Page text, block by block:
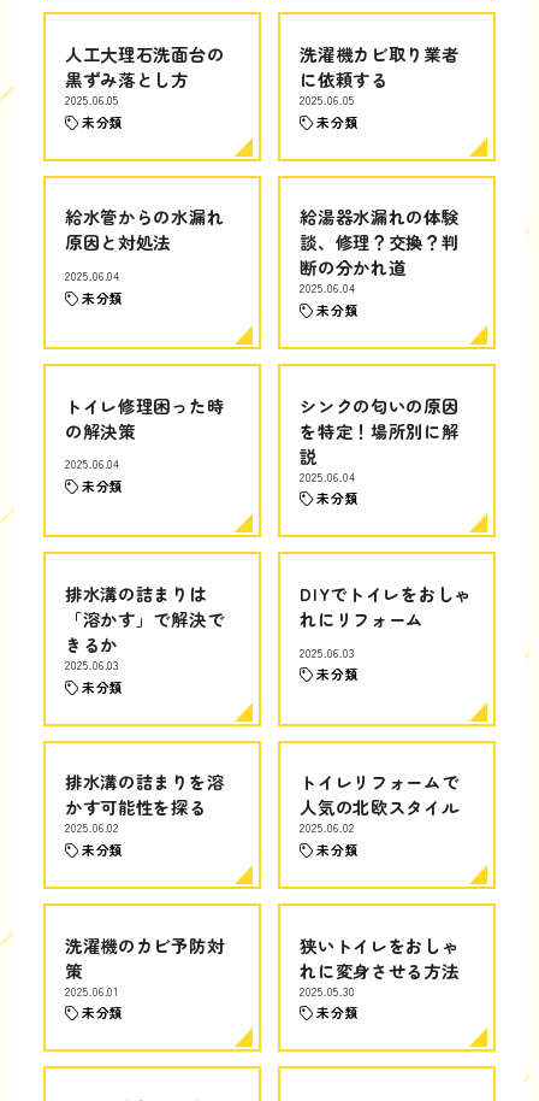
人工大理石洗面台の
黒ずみ落とし方
2025.06.05
未分類
洗濯機カビ取り業者
に依頼する
2025.06.05
未分類
給水管からの水漏れ
原因と対処法
2025.06.04
未分類
給湯器水漏れの体験
談、修理？交換？判
断の分かれ道
2025.06.04
未分類
トイレ修理困った時
の解決策
2025.06.04
未分類
シンクの匂いの原因
を特定！場所別に解
説
2025.06.04
未分類
排水溝の詰まりは
「溶かす」で解決で
きるか
2025.06.03
未分類
DIYでトイレをおしゃ
れにリフォーム
2025.06.03
未分類
排水溝の詰まりを溶
かす可能性を探る
2025.06.02
未分類
トイレリフォームで
人気の北欧スタイル
2025.06.02
未分類
洗濯機のカビ予防対
策
2025.06.01
未分類
狭いトイレをおしゃ
れに変身させる方法
2025.05.30
未分類